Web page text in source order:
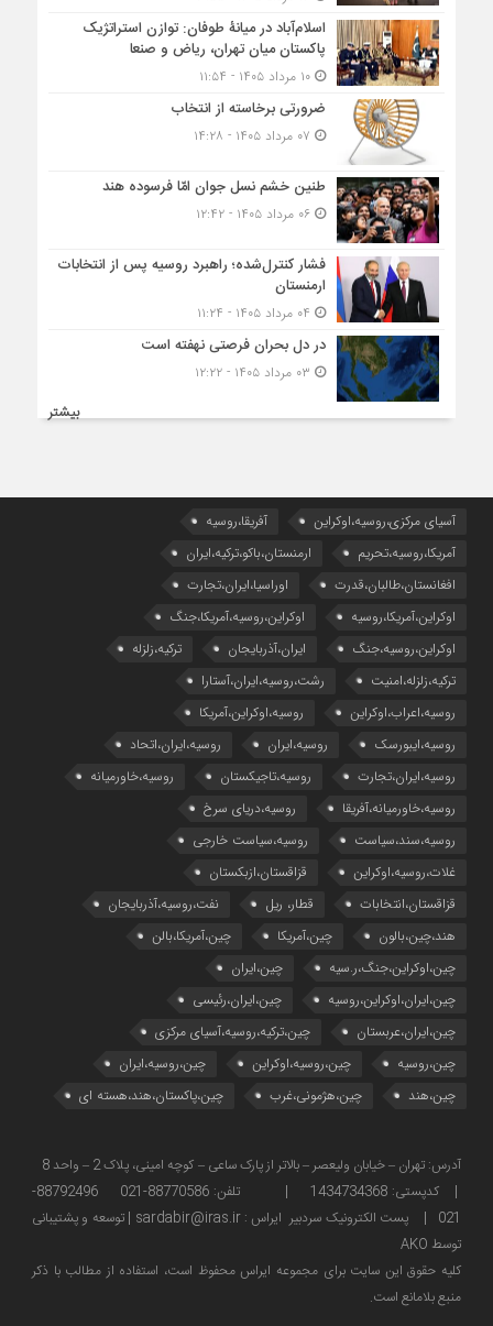
اسلام‌آباد در میانۀ طوفان: توازن استراتژیک
پاکستان میان تهران، ریاض و صنعا
۱۰ مرداد ۱۴۰۵ - ۱۱:۵۴
ضرورتی برخاسته از انتخاب
طنین خشم نسل جوان امّا فرسوده هند
۰۶ مرداد ۱۴۰۵ - ۱۲:۴۲
فشار کنترل‌شده؛ راهبرد روسیه پس از انتخابات
ارمنستان
در دل بحران فرصتی نهفته است
بیشتر
آسیای مرکزی،روسیه،اوکراین
آفریقا،روسیه
آمریکا،روسیه،تحریم
ارمنستان،باکو،ترکیه،ایران
افغانستان،طالبان،قدرت
اوراسیا،ایران،تجارت
اوکراین،آمریکا،روسیه
اوکراین،روسیه،آمریکا،جنگ
اوکراین،روسیه،جنگ
ایران،آذربایجان
ترکیه،زلزله
ترکیه،زلزله،امنیت
رشت،روسیه،ایران،آستارا
روسیه،اعراب،اوکراین
روسیه،اوکراین،آمریکا
روسیه،ایبورسک
روسیه،ایران
روسیه،ایران،اتحاد
روسیه،ایران،تجارت
روسیه،تاجیکستان
روسیه،خاورمیانه
روسیه،خاورمیانه،آفریقا
روسیه،دریای سرخ
روسیه،سند،سیاست
روسیه،سیاست خارجی
غلات،روسیه،اوکراین
قزاقستان،ازبکستان
قزاقستان،انتخابات
قطار، ریل
نفت،روسیه،آذربایجان
هند،چین،بالون
چین،آمریکا
چین،آمریکا،بالن
چین،اوکراین،جنگ،ر.سیه
چین،ایران
چین،ایران،اوکراین،روسیه
چین،ایران،رئیسی
چین،ایران،عربستان
چین،ترکیه،روسیه،آسیای مرکزی
چین،روسیه
چین،روسیه،اوکراین
چین،روسیه،ایران
چین،هند
چین،هژمونی،غرب چین،پاکستان،هند،هسته ای
| کدپستی: 1434734368 | تلفن: 88770586-021 88792496-
021 | پست الکترونیک سردبیر ایراس : sardabir@iras.ir |
توسعه و پشتیبانی
توسط AKO
كليه حقوق این سایت برای مجموعه ایراس محفوظ است، استفاده از مطالب با ذكر
منبع بلامانع است.